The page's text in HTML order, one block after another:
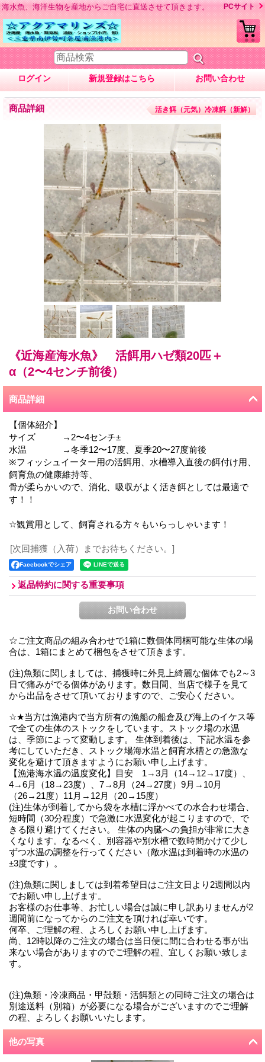
海水魚、海洋生物を産地からご自宅に直送させて頂きます。 PCサイト
ログイン 新規登録はこちら お問い合わせ
商品詳細 活き餌（元気）冷凍餌（新鮮）
《近海産海水魚》 活餌用ハゼ類20匹＋
α（2〜4センチ前後）
商品詳細
【個体紹介】
サイズ →2〜4センチ±
水温 →冬季12〜17度、夏季20〜27度前後
※フィッシュイーター用の活餌用、水槽導入直後の餌付け用、
飼育魚の健康維持等、
骨が柔らかいので、消化、吸収がよく活き餌としては最適で
す！！
☆観賞用として、飼育される方々もいらっしゃいます！
[次回捕獲（入荷）までお待ちください。]
Facebookでシェア
返品特約に関する重要事項
☆ご注文商品の組み合わせで1箱に数個体同梱可能な生体の場
合は、1箱にまとめて梱包をさせて頂きます。
(注)魚類に関しましては、捕獲時に外見上綺麗な個体でも2～3
日で痛みがでる個体があります。数日間、当店で様子を見て
から出品をさせて頂いておりますので、ご安心ください。
☆★当方は漁港内で当方所有の漁船の船倉及び海上のイケス等
で全ての生体のストックをしています。ストック場の水温
は、季節によって変動します。 生体到着後は、下記水温を参
考にしていただき、ストック場海水温と飼育水槽との急激な
変化を避けて頂きますようにお願い申し上げます。
【漁港海水温の温度変化】目安 1→3月（14→12→17度）、
4→6月（18→23度）、7→8月（24→27度）9月→10月
（26→21度）11月→12月（20→15度）
(注)生体が到着してから袋を水槽に浮かべての水合わせ場合、
短時間（30分程度）で急激に水温変化が起こりますので、で
きる限り避けてください。 生体の内臓への負担が非常に大き
くなります。なるべく、別容器や別水槽で数時間かけて少し
ずつ水温の調整を行ってください（敵水温は到着時の水温の
±3度です）。
(注)魚類に関しましては到着希望日はご注文日より2週間以内
でお願い申し上げます。
お客様のお仕事等、お忙しい場合は誠に申し訳ありませんが2
週間前になってからのご注文を頂ければ幸いです。
何卒、ご理解の程、よろしくお願い申し上げます。
尚、12時以降のご注文の場合は当日便に間に合わせる事が出
来ない場合がありますのでご理解の程、宜しくお願い致しま
す。
(注)魚類・冷凍商品・甲殻類・活餌類との同時ご注文の場合は
別途送料（別箱）が必要になる場合がございますのでご理解
の程、よろしくお願いいたします。
他の写真